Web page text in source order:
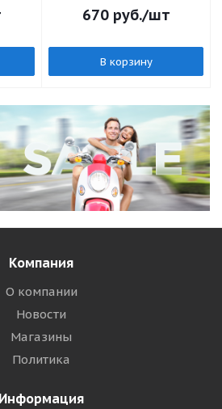
670руб./шт
В корзину
Компания
О компании
Новости
Магазины
Политика
Информация